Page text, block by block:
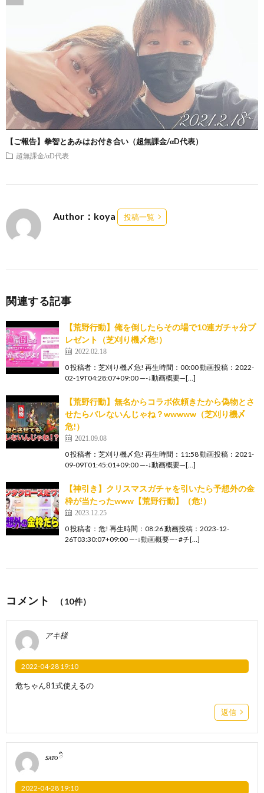
【ご報告】拳智とあみはお付き合い（超無課金/αD代表）
超無課金/αD代表
Author：koya 投稿一覧
関連する記事
【荒野行動】俺を倒したらその場で10連ガチャ分プ
レゼント（芝刈り機〆危!）
2022.02.18
0 投稿者：芝刈り機〆危! 再生時間：00:00 動画投稿：2022-
02-19T04:28:07+09:00 —-↓動画概要—[…]
【荒野行動】無名からコラボ依頼きたから偽物とさ
せたらバレないんじゃね？wwwww（芝刈り機〆
危!）
2021.09.08
0 投稿者：芝刈り機〆危! 再生時間：11:58 動画投稿：2021-
09-09T01:45:01+09:00 —-↓動画概要—[…]
【神引き】クリスマスガチャを引いたら予想外の金
枠が当たったwww【荒野行動】（危!）
2023.12.25
0 投稿者：危! 再生時間：08:26 動画投稿：2023-12-
26T03:30:07+09:00 —-↓動画概要—- #チ[…]
コメント （10件）
アキ様
2022-04-28 19:10
危ちゃん81式使えるの
返信
sᴀᴛᴏིྀ
2022-04-28 19:10